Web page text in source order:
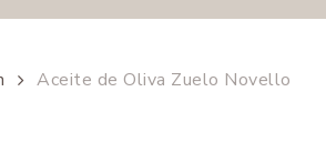
Aceite de Oliva Zuelo Novello